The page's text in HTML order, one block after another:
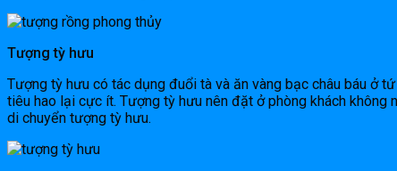
Tượng tỳ hưu
Tượng tỳ hưu có tác dụng đuổi tà và ăn vàng bạc châu báu ở
tiêu hao lại cực ít. Tượng tỳ hưu nên đặt ở phòng khách
di chuyển tượng tỳ hưu.